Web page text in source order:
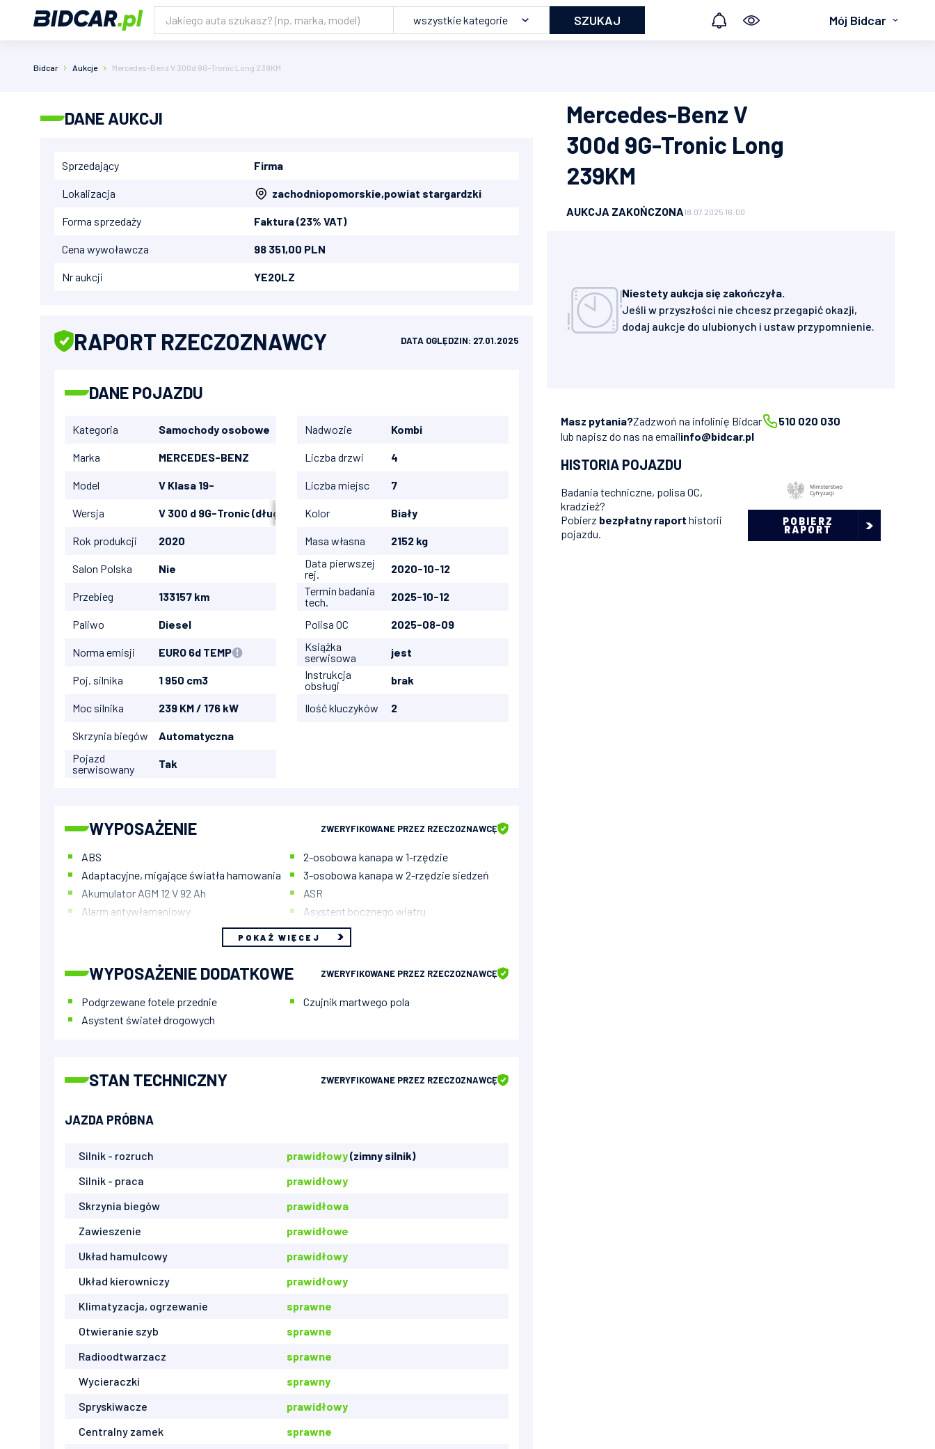
wszystkie kategorie SZUKAJ Mój Bidcar
Bidcar Aukcje Mercedes-Benz V 300d 9G-Tronic Long 239KM
DANE AUKCJI
Sprzedający Firma
Lokalizacja zachodniopomorskie,powiat stargardzki
Forma sprzedaży Faktura (23% VAT)
Cena wywoławcza 98 351,00 PLN
Nr aukcji YE2QLZ
RAPORT RZECZOZNAWCY DATA OGLĘDZIN: 27.01.2025
DANE POJAZDU
Kategoria Samochody osobowe
Marka MERCEDES-BENZ
Model V Klasa 19-
Wersja V 300 d 9G-Tronic (długi)
Rok produkcji 2020
Salon Polska Nie
Przebieg 133157 km
Paliwo Diesel
Norma emisji EURO 6d TEMP
Poj. silnika 1 950 cm3
Moc silnika 239 KM / 176 kW
Skrzynia biegów
Automatyczna
Pojazd
serwisowany
Tak
Nadwozie Kombi
Liczba drzwi 4
Liczba miejsc 7
Kolor Biały
Masa własna
2152 kg
Data pierwszej
rej.
2020-10-12
Termin badania
tech.
2025-10-12
Polisa OC
2025-08-09
Książka
serwisowa
jest
Instrukcja
obsługi
brak
Ilość kluczyków 2
WYPOSAŻENIE ZWERYFIKOWANE PRZEZ RZECZOZNAWCĘ
ABS
Adaptacyjne, migające światła hamowania
2-osobowa kanapa w 1-rzędzie
3-osobowa kanapa w 2-rzędzie siedzeń
Akumulator AGM 12 V 92 Ah
Alarm antywłamaniowy
ASR
Asystent bocznego wiatru
POKAŻ WIĘCEJ
WYPOSAŻENIE DODATKOWE ZWERYFIKOWANE PRZEZ RZECZOZNAWCĘ
Podgrzewane fotele przednie
Asystent świateł drogowych
Czujnik martwego pola
STAN TECHNICZNY ZWERYFIKOWANE PRZEZ RZECZOZNAWCĘ
JAZDA PRÓBNA
Silnik - rozruch prawidłowy(zimny silnik)
Silnik - praca
prawidłowy
Skrzynia biegów
prawidłowa
Zawieszenie
prawidłowe
Układ hamulcowy
prawidłowy
Układ kierowniczy
prawidłowy
Klimatyzacja, ogrzewanie
sprawne
Otwieranie szyb
sprawne
Radioodtwarzacz
sprawne
Wycieraczki
sprawny
Spryskiwacze
prawidłowy
Centralny zamek
sprawne
Mercedes-Benz V
300d 9G-Tronic Long
239KM
AUKCJA ZAKOŃCZONA18.07.2025 16:00
Niestety aukcja się zakończyła.
Jeśli w przyszłości nie chcesz przegapić okazji,
dodaj aukcje do ulubionych i ustaw przypomnienie.
Masz pytania?Zadzwoń na infolinię Bidcar
510 020 030
lub napisz do nas na emailinfo@bidcar.pl
HISTORIA POJAZDU
Badania techniczne, polisa OC,
kradzież?
Pobierz bezpłatny raport historii
pojazdu.
POBIERZ
RAPORT